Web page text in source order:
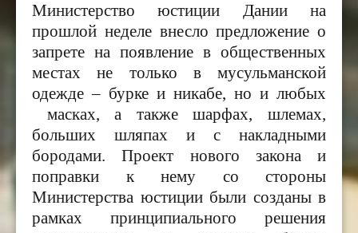
Министерство юстиции Дании на
прошлой неделе внесло предложение о
запрете на появление в общественных
местах не только в мусульманской
одежде – бурке и никабе, но и любых
масках, а также шарфах, шлемах,
больших шляпах и с накладными
бородами. Проект нового закона и
поправки к нему со стороны
Министерства юстиции были созданы в
рамках принципиального решения